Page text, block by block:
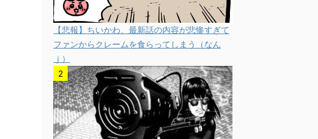
【悲報】ちいかわ、最新話の内容が悲惨すぎて
ファンからクレームを食らってしまう（なん
ｊ）